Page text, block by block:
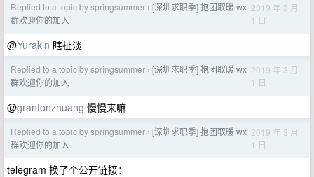
Replied to a topic by springsummer › [深圳求职季] 抱团取暖 wx
群欢迎你的加入
2019 年 3 月
1 日
@Yurakin 瞎扯淡
Replied to a topic by springsummer › [深圳求职季] 抱团取暖 wx
群欢迎你的加入
2019 年 3 月
1 日
@grantonzhuang 慢慢来嘛
Replied to a topic by springsummer › [深圳求职季] 抱团取暖 wx
群欢迎你的加入
2019 年 3 月
1 日
telegram 换了个公开链接：